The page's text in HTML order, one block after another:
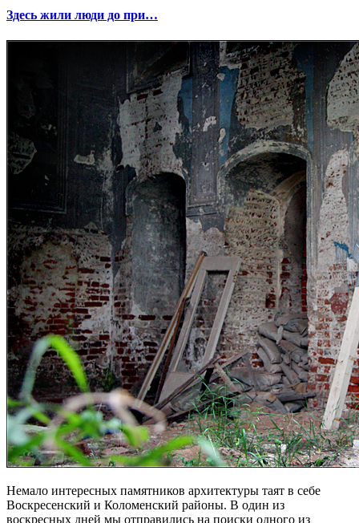
Здесь жили люди до при…
Немало интересных памятников архитектуры таят в себе
Воскресенский и Коломенский районы. В один из
воскресных дней мы отправились на поиски одного из